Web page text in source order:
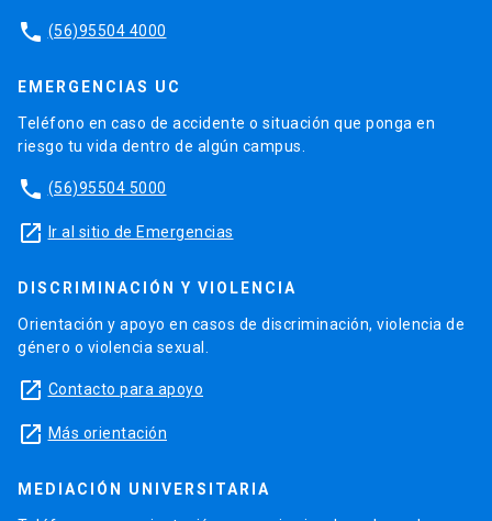
phone (56)95504 4000
EMERGENCIAS UC
Teléfono en caso de accidente o situación que ponga en
riesgo tu vida dentro de algún campus.
phone (56)95504 5000
launch Ir al sitio de Emergencias
DISCRIMINACIÓN Y VIOLENCIA
Orientación y apoyo en casos de discriminación, violencia de
género o violencia sexual.
launch Contacto para apoyo
launch Más orientación
MEDIACIÓN UNIVERSITARIA